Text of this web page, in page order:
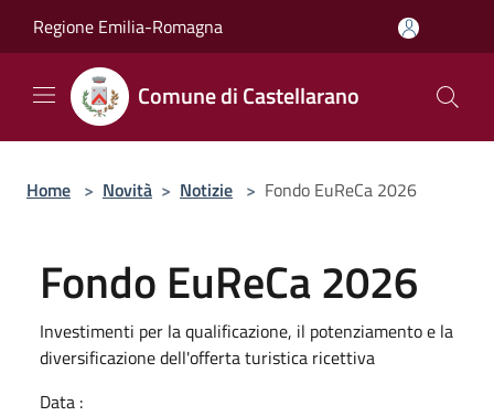
Regione Emilia-Romagna
Comune di Castellarano
Home > Novità > Notizie > Fondo EuReCa 2026
Fondo EuReCa 2026
Investimenti per la qualificazione, il potenziamento e la
diversificazione dell'offerta turistica ricettiva
Data :